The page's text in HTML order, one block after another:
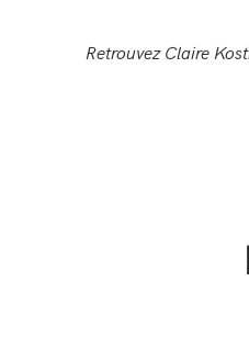
Retrouvez Claire